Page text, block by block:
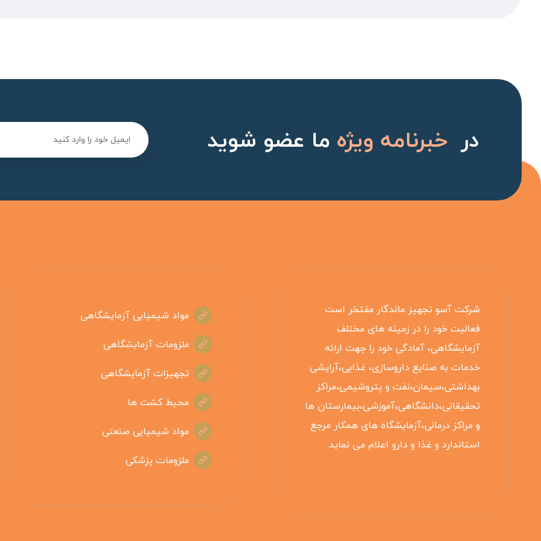
در خبرنامه ویژه ما عضو شوید
شرکت آسو تجهیز ماندگار مفتخر است
فعالیت خود را در زمینه های مختلف
آزمایشگاهی، آمادگی خود را جهت ارائه
خدمات به صنایع داروسازی، غذایی،آرایشی
بهداشتی،سیمان،نفت و پتروشیمی،مراکز
تحقیقاتی،دانشگاهی،آموزشی،بیمارستان ها
و مراکز درمانی،آزمایشگاه های همکار مرجع
استاندارد و غذا و دارو اعلام می نماید.
مواد شیمیایی آزمایشگاهی
ملزومات آزمایشگاهی
تجهیزات آزمایشگاهی
محیط کشت ها
مواد شیمیایی صنعتی
ملزومات پزشکی